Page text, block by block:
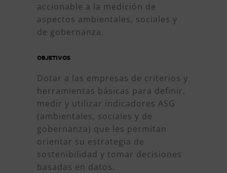
accionable a la medición de
aspectos ambientales, sociales y
de gobernanza.
OBJETIVOS
Dotar a las empresas de criterios y
herramientas básicas para definir,
medir y utilizar indicadores ASG
(ambientales, sociales y de
gobernanza) que les permitan
orientar su estrategia de
sostenibilidad y tomar decisiones
basadas en datos.